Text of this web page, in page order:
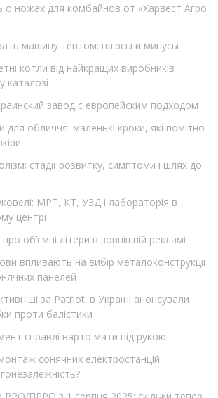
о ножах для комбайнов от «Харвест Агро
машину тентом: плюсы и минусы
котли від найкращих виробників
каталозі
завод с европейским подходом
для обличчя: маленькі кроки, які помітно
стадії розвитку, симптоми і шлях до
МРТ, КТ, УЗД і лабораторія в
центрі
об’ємні літери в зовнішній рекламі
впливають на вибір металоконструкції
панелей
за Patriot: в Україні анонсували
проти балістики
справді варто мати під рукою
сонячних електростанцій